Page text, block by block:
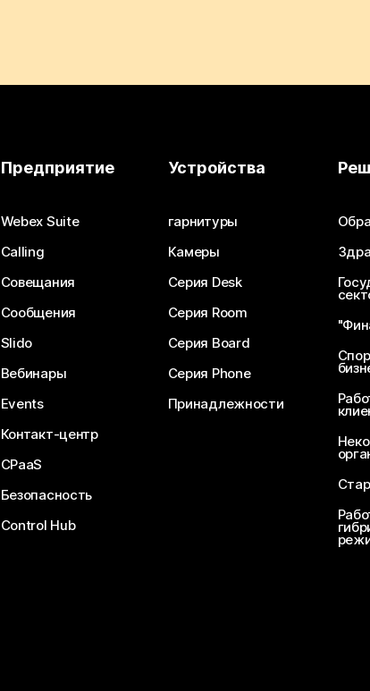
Предприятие
Webex Suite
Calling
Совещания
Сообщения
Slido
Вебинары
Events
Контакт-центр
CPaaS
Безопасность
Control Hub
Устройства
гарнитуры
Камеры
Серия Desk
Серия Room
Серия Board
Серия Phone
Принадлежности